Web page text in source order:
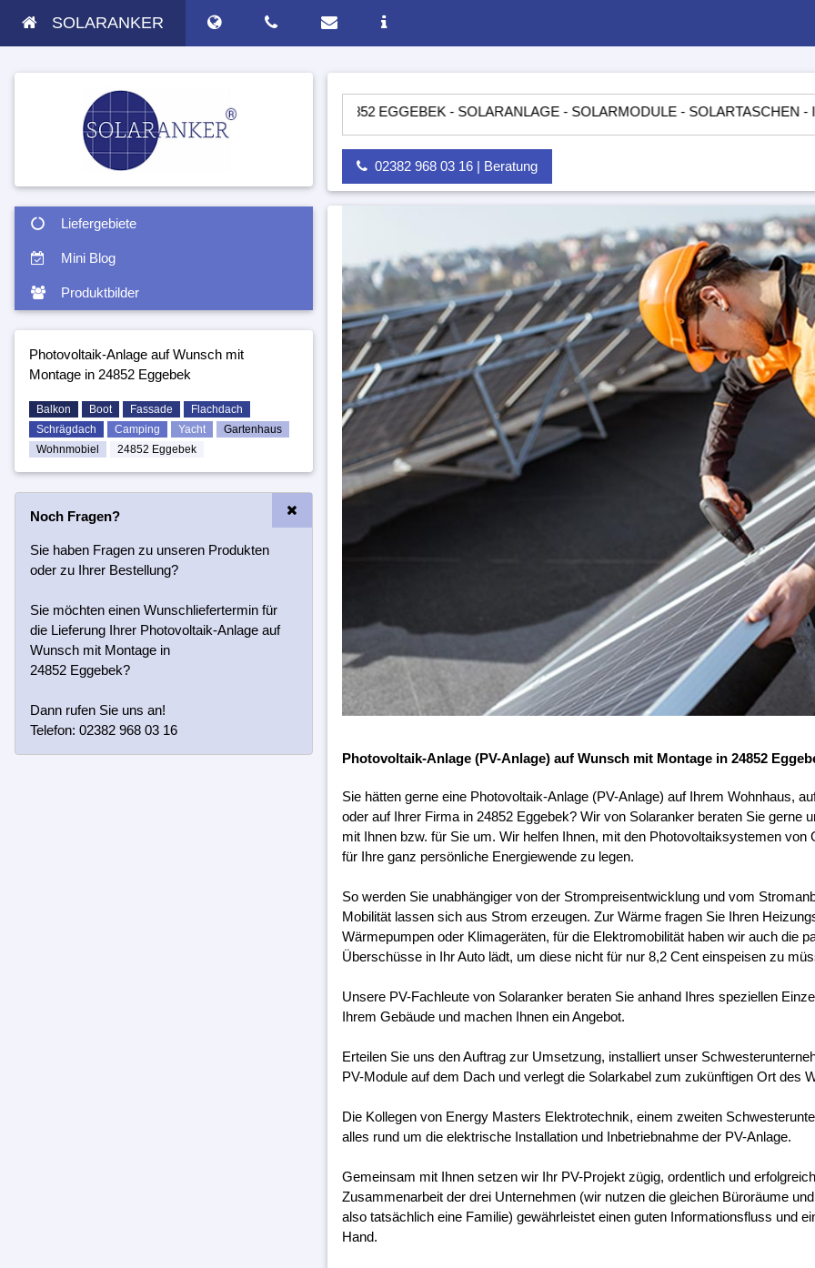
SOLARANKER
Liefergebiete
Mini Blog
Produktbilder
Photovoltaik-Anlage auf Wunsch mit
Montage in 24852 Eggebek
Balkon Boot Fassade
Flachdach
Schrägdach
Camping Yacht
Gartenhaus
Wohnmobiel
24852 Eggebek
Noch Fragen?
Sie haben Fragen zu unseren Produkten
oder zu Ihrer Bestellung?
Sie möchten einen Wunschliefertermin für
die Lieferung Ihrer Photovoltaik-Anlage auf
Wunsch mit Montage in
24852 Eggebek?
Dann rufen Sie uns an!
Telefon: 02382 968 03 16
AUF WUNSCH MIT MONTAGE IN 24852 EGGEBEK - SOLARANLAGE - SOLARMODULE - SOLARTASCHEN -
02382 968 03 16 | Beratung
Photovoltaik-Anlage (PV-Anlage) auf Wunsch mit Montage in 24852
Sie hätten gerne eine Photovoltaik-Anlage (PV-Anlage) auf Ihrem Wohnhaus,
oder auf Ihrer Firma in 24852 Eggebek? Wir von Solaranker beraten Sie gerne
mit Ihnen bzw. für Sie um. Wir helfen Ihnen, mit den Photovoltaiksystemen von
für Ihre ganz persönliche Energiewende zu legen.
So werden Sie unabhängiger von der Strompreisentwicklung und vom
Mobilität lassen sich aus Strom erzeugen. Zur Wärme fragen Sie Ihren
Wärmepumpen oder Klimageräten, für die Elektromobilität haben wir auch die
Überschüsse in Ihr Auto lädt, um diese nicht für nur 8,2 Cent einspeisen zu
Unsere PV-Fachleute von Solaranker beraten Sie anhand Ihres speziellen
Ihrem Gebäude und machen Ihnen ein Angebot.
Erteilen Sie uns den Auftrag zur Umsetzung, installiert unser
PV-Module auf dem Dach und verlegt die Solarkabel zum zukünftigen Ort des
Die Kollegen von Energy Masters Elektrotechnik, einem zweiten
alles rund um die elektrische Installation und Inbetriebnahme der PV-Anlage.
Gemeinsam mit Ihnen setzen wir Ihr PV-Projekt zügig, ordentlich und
Zusammenarbeit der drei Unternehmen (wir nutzen die gleichen Büroräume
also tatsächlich eine Familie) gewährleistet einen guten Informationsfluss und
Hand.